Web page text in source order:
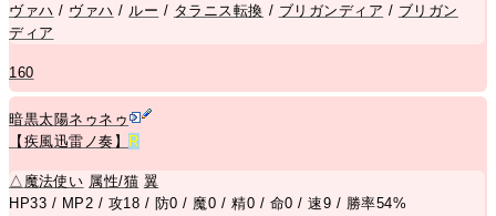
ヴァハ / ヴァハ / ルー / タラニス転換 / ブリガンディア / ブリガン
ディア
160
暗黒太陽ネゥネゥ
【疾風迅雷ノ奏】
R
△ 魔法使い 属性/猫 翼
HP33 / MP2 / 攻18 / 防0 / 魔0 / 精0 / 命0 / 速9 / 勝率54%